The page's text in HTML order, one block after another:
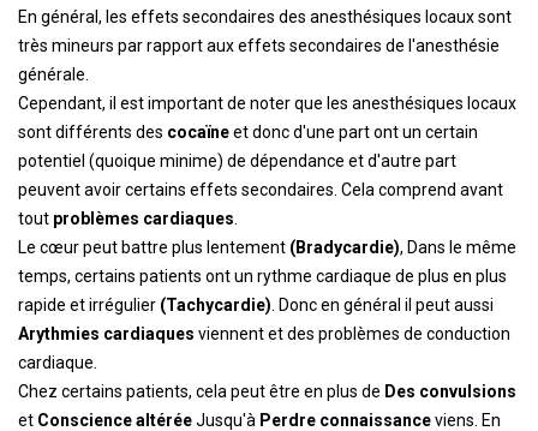
En général, les effets secondaires des anesthésiques locaux sont
très mineurs par rapport aux effets secondaires de l'anesthésie
générale.
Cependant, il est important de noter que les anesthésiques locaux
sont différents des cocaïneet donc d'une part ont un certain
potentiel (quoique minime) de dépendance et d'autre part
peuvent avoir certains effets secondaires. Cela comprend avant
tout problèmes cardiaques
Le cœur peut battre plus lentement (Bradycardie), Dans le même
temps, certains patients ont un rythme cardiaque de plus en plus
rapide et irrégulier (Tachycardie) . Donc en général il peut aussi
Arythmies cardiaques viennent et des problèmes de conduction
cardiaque.
Chez certains patients, cela peut être en plus de Des convulsions
et Conscience altéréeJusqu'à Perdre connaissanceviens. En